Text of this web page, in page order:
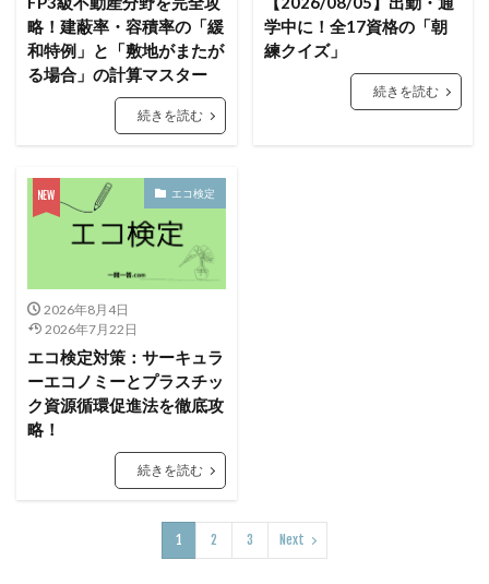
略！建蔽率・容積率の「緩
和特例」と「敷地がまたが
る場合」の計算マスター
続きを読む
学中に！全17資格の「朝
練クイズ」
続きを読む
エコ検定
2026年8月4日
2026年7月22日
エコ検定対策：サーキュラ
ーエコノミーとプラスチッ
ク資源循環促進法を徹底攻
略！
続きを読む
1 2 3 Next